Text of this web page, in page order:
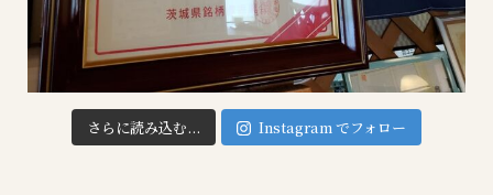
さらに読み込む... Instagram でフォロー